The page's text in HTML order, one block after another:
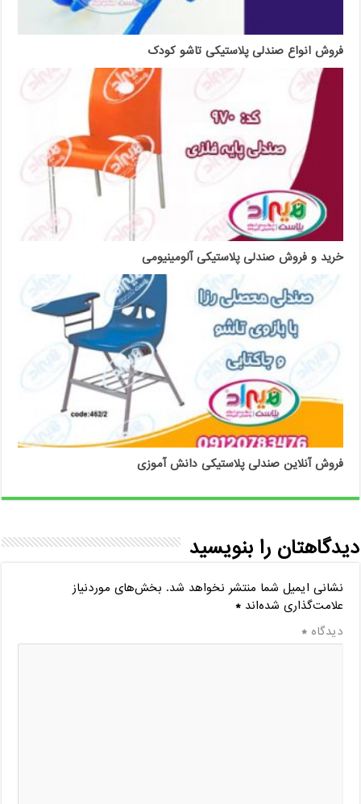
فروش انواع صندلی پلاستیکی تاشو کودک
خرید و فروش صندلی پلاستیکی آلومینیومی
فروش آنلاین صندلی پلاستیکی دانش آموزی
دیدگاهتان را بنویسید
نشانی ایمیل شما منتشر نخواهد شد. بخش‌های موردنیاز
علامت‌گذاری شده‌اند*
دیدگاه*